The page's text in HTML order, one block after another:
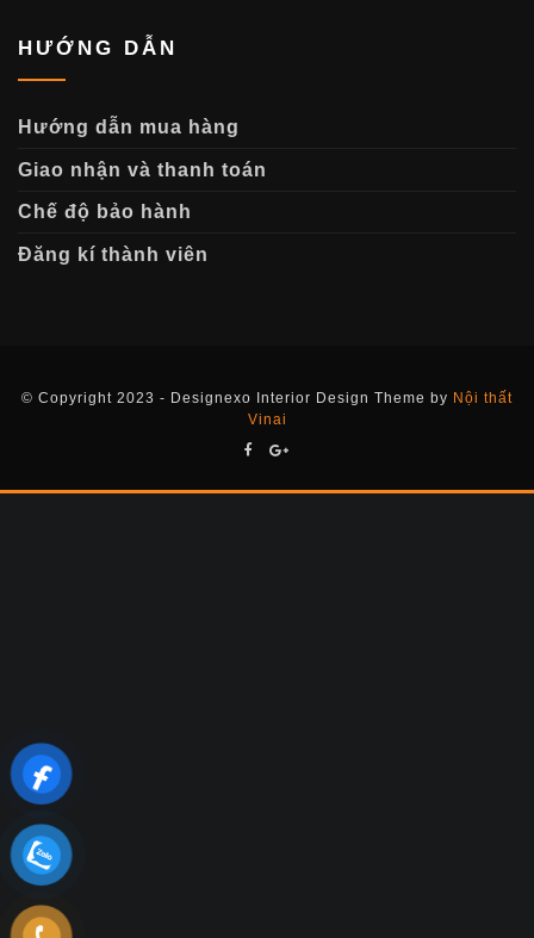
HƯỚNG DẪN
Hướng dẫn mua hàng
Giao nhận và thanh toán
Chế độ bảo hành
Đăng kí thành viên
© Copyright 2023 - Designexo Interior Design Theme by Nội thất
Vinai